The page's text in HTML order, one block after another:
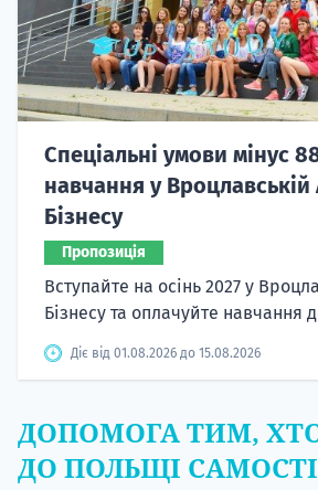
Спеціальні умови мінус
навчання у Вроцлавській
Бізнесу
Пропозиція
Вступайте на осінь 2027 у
Бізнесу та оплачуйте навчання
Діє від 01.08.2026 до 15.08.2026
ДОПОМОГА ТИМ,
ДО ПОЛЬЩІ